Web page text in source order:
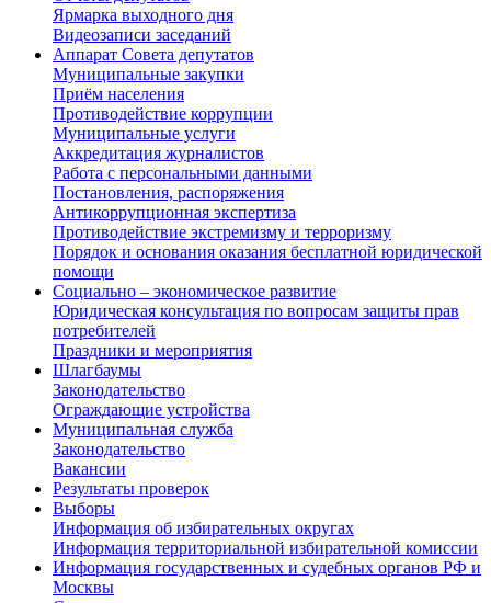
Ярмарка выходного дня
Видеозаписи заседаний
Аппарат Совета депутатов
Муниципальные закупки
Приём населения
Противодействие коррупции
Муниципальные услуги
Аккредитация журналистов
Работа с персональными данными
Постановления, распоряжения
Антикоррупционная экспертиза
Противодействие экстремизму и терроризму
Порядок и основания оказания бесплатной юридической
помощи
Социально – экономическое развитие
Юридическая консультация по вопросам защиты прав
потребителей
Праздники и мероприятия
Шлагбаумы
Законодательство
Ограждающие устройства
Муниципальная служба
Законодательство
Вакансии
Результаты проверок
Выборы
Информация об избирательных округах
Информация территориальной избирательной комиссии
Информация государственных и судебных органов РФ и
Москвы